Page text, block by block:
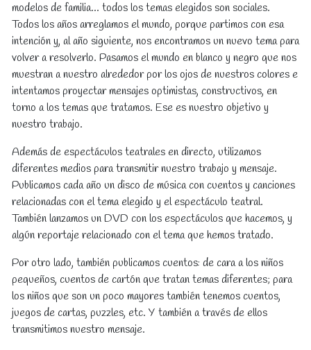
modelos de familia... todos los temas elegidos son sociales.
Todos los años arreglamos el mundo, porque partimos con esa
intención y, al año siguiente, nos encontramos un nuevo tema para
volver a resolverlo. Pasamos el mundo en blanco y negro que nos
muestran a nuestro alrededor por los ojos de nuestros colores e
intentamos proyectar mensajes optimistas, constructivos, en
torno a los temas que tratamos. Ese es nuestro objetivo y
nuestro trabajo.
Además de espectáculos teatrales en directo, utilizamos
diferentes medios para transmitir nuestro trabajo y mensaje.
Publicamos cada año un disco de música con cuentos y canciones
relacionadas con el tema elegido y el espectáculo teatral.
También lanzamos un DVD con los espectáculos que hacemos, y
algún reportaje relacionado con el tema que hemos tratado.
Por otro lado, también publicamos cuentos: de cara a los niños
pequeños, cuentos de cartón que tratan temas diferentes; para
los niños que son un poco mayores también tenemos cuentos,
juegos de cartas, puzzles, etc. Y también a través de ellos
transmitimos nuestro mensaje.